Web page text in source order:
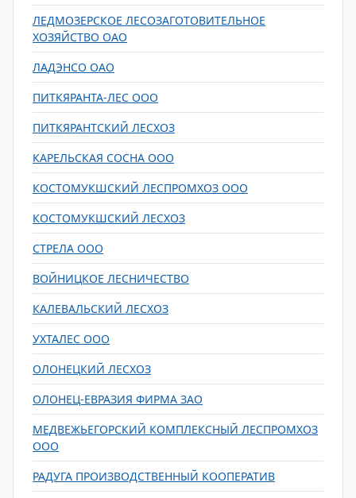
ЛЕДМОЗЕРСКОЕ ЛЕСОЗАГОТОВИТЕЛЬНОЕ
ХОЗЯЙСТВО ОАО
ЛАДЭНСО ОАО
ПИТКЯРАНТА-ЛЕС ООО
ПИТКЯРАНТСКИЙ ЛЕСХОЗ
КАРЕЛЬСКАЯ СОСНА ООО
КОСТОМУКШСКИЙ ЛЕСПРОМХОЗ ООО
КОСТОМУКШСКИЙ ЛЕСХОЗ
СТРЕЛА ООО
ВОЙНИЦКОЕ ЛЕСНИЧЕСТВО
КАЛЕВАЛЬСКИЙ ЛЕСХОЗ
УХТАЛЕС ООО
ОЛОНЕЦКИЙ ЛЕСХОЗ
ОЛОНЕЦ-ЕВРАЗИЯ ФИРМА ЗАО
МЕДВЕЖЬЕГОРСКИЙ КОМПЛЕКСНЫЙ ЛЕСПРОМХОЗ
ООО
РАДУГА ПРОИЗВОДСТВЕННЫЙ КООПЕРАТИВ